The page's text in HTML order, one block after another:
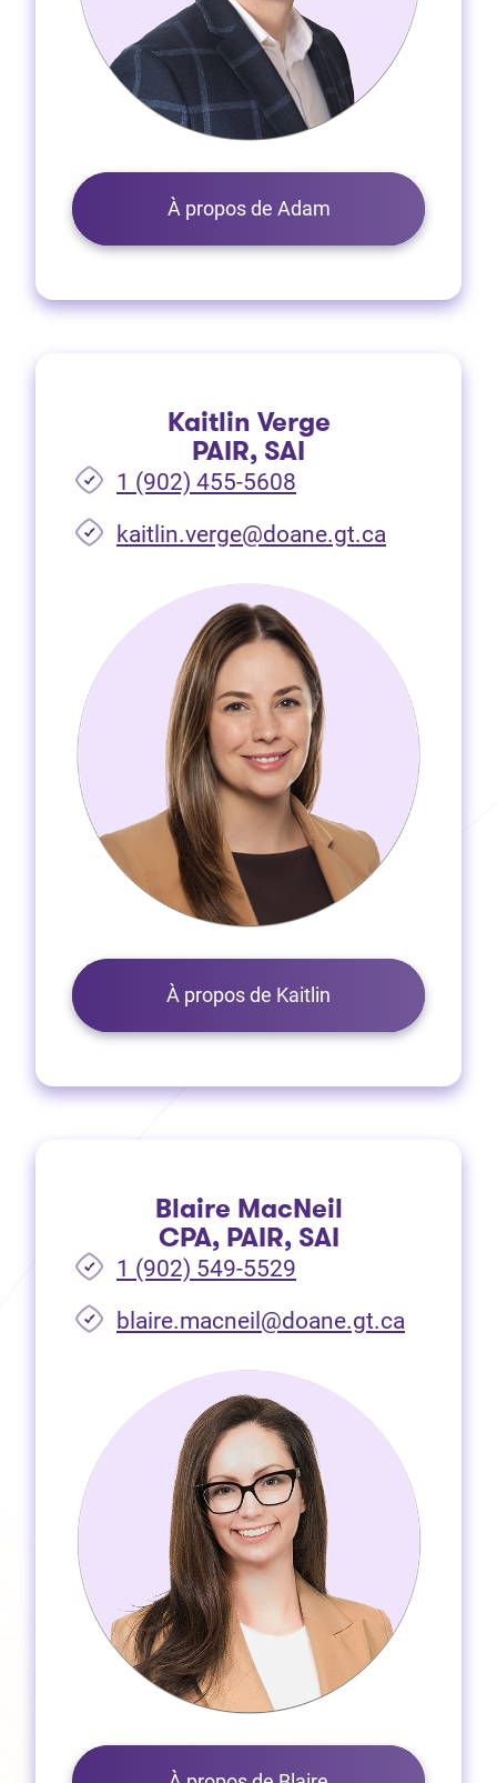
À propos de Adam
Kaitlin Verge
PAIR, SAI
1 (902) 455-5608
kaitlin.verge@doane.gt.ca
À propos de Kaitlin
Blaire MacNeil
CPA, PAIR, SAI
1 (902) 549-5529
blaire.macneil@doane.gt.ca